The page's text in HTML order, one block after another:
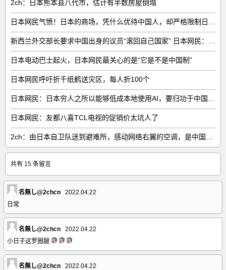
2ch：日本熊本县八代市，估计有半数房屋倒塌
日本电动巴士起火，日本网民最关心的是“它是不是中国制”
日本网民呼吁折千纸鹤送灾区，每人折100个
日本网民：友都八喜TCL电视的促销价太坑人了
共有 15 条留言
名無し@2chcn
2022.04.22
日常
名無し@2chcn
2022.04.22
小日子这罗圈腿
名無し@2chcn
2022.04.22